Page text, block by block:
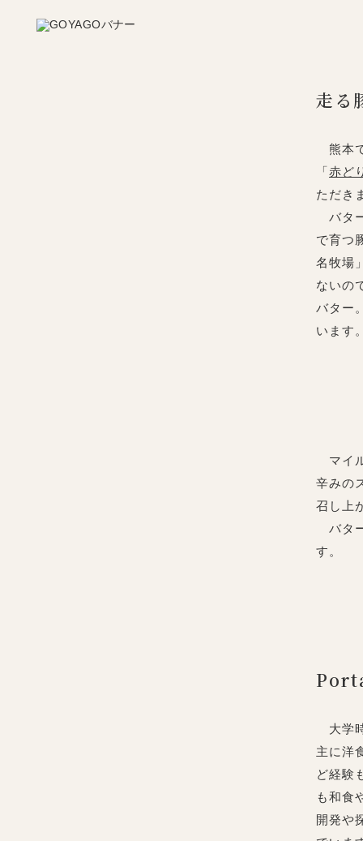
走る
熊本
「赤ど
ただき
バタ
で育つ
名牧場
ないの
バター
います
マイ
辛みの
召し上
バタ
す。
大学
主に洋
ど経験
も和食
開発や